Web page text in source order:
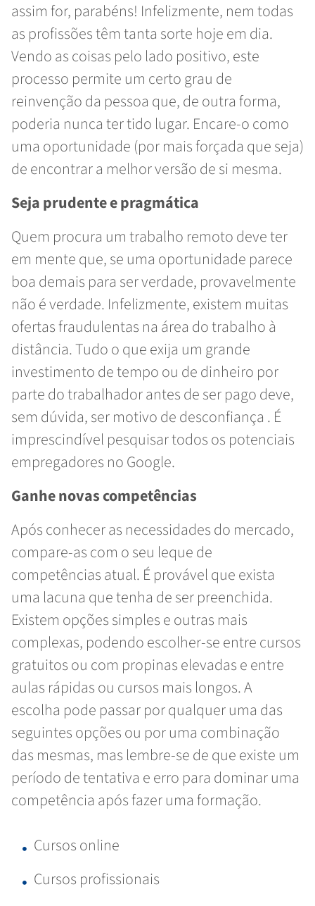
assim for, parabéns! Infelizmente, nem todas
as profissões têm tanta sorte hoje em dia.
Vendo as coisas pelo lado positivo, este
processo permite um certo grau de
reinvenção da pessoa que, de outra forma,
poderia nunca ter tido lugar. Encare-o como
uma oportunidade (por mais forçada que seja)
de encontrar a melhor versão de si mesma.
Seja prudente e pragmática
Quem procura um trabalho remoto deve ter
em mente que, se uma oportunidade parece
boa demais para ser verdade, provavelmente
não é verdade. Infelizmente, existem muitas
ofertas fraudulentas na área do trabalho à
distância. Tudo o que exija um grande
investimento de tempo ou de dinheiro por
parte do trabalhador antes de ser pago deve,
sem dúvida, ser motivo de desconfiança . É
imprescindível pesquisar todos os potenciais
empregadores no Google.
Ganhe novas competências
Após conhecer as necessidades do mercado,
compare-as com o seu leque de
competências atual. É provável que exista
uma lacuna que tenha de ser preenchida.
Existem opções simples e outras mais
complexas, podendo escolher-se entre cursos
gratuitos ou com propinas elevadas e entre
aulas rápidas ou cursos mais longos. A
escolha pode passar por qualquer uma das
seguintes opções ou por uma combinação
das mesmas, mas lembre-se de que existe um
período de tentativa e erro para dominar uma
competência após fazer uma formação.
Cursos online
Cursos profissionais